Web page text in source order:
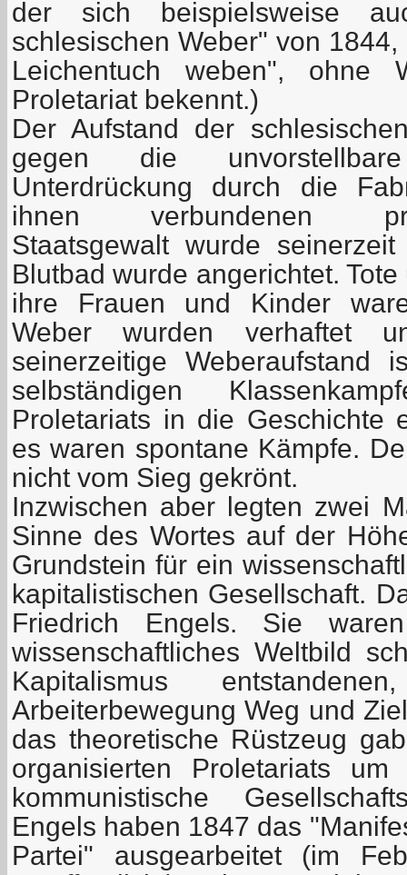
der sich beispielsweise
schlesischen Weber" von
Leichentuch weben", ohne
Proletariat bekennt.)
Der Aufstand der
gegen die
Unterdrückung durch die
ihnen verbundenen
Staatsgewalt wurde
Blutbad wurde angerichtet.
ihre Frauen und Kinder
Weber wurden verhaftet
seinerzeitige
selbständigen
Proletariats in die Geschichte
es waren spontane Kämpfe.
nicht vom Sieg gekrönt.
Inzwischen aber legten zwei
Sinne des Wortes auf der
Grundstein für ein
kapitalistischen Gesellschaft.
Friedrich Engels. Sie
wissenschaftliches Weltbild
Kapitalismus
Arbeiterbewegung Weg und
das theoretische Rüstzeug
organisierten Proletariats
kommunistische
Engels haben 1847 das
Partei" ausgearbeitet (im